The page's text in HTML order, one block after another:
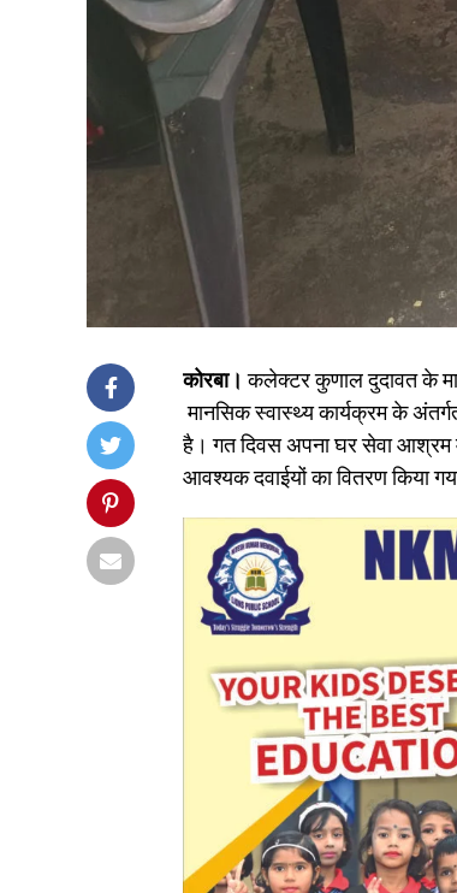
कोरबा। कलेक्टर कुणाल दुदावत के
मानसिक स्वास्थ्य कार्यक्रम के
है। गत दिवस अपना घर सेवा आश्रम
आवश्यक दवाईयों का वितरण किया